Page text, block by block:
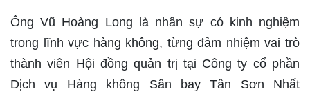
Ông Vũ Hoàng Long là nhân sự có kinh nghiệm
trong lĩnh vực hàng không, từng đảm nhiệm vai trò
thành viên Hội đồng quản trị tại Công ty cổ phần
Dịch vụ Hàng không Sân bay Tân Sơn Nhất